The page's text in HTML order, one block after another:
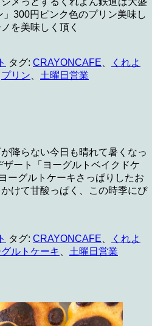
300円ピンク色のプリン美味し
を美味しく頂く
タグ: CRAYONCAFE
くれよ
プリン 土曜日営業
降らない今日も晴れて暑くなっ
ート「ヨーグルトベイクドケ
ーグルトケーキさっぱりしたお
けて甘酸っぱく、この時季にぴ
タグ: CRAYONCAFE、
くれよ
ルトケーキ 、 土曜日営業